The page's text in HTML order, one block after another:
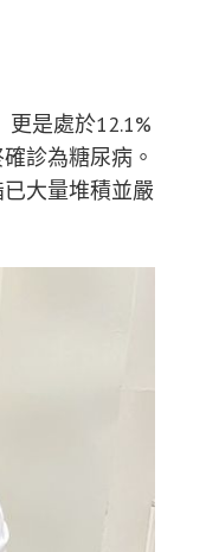
是處於12.1%
診為糖尿病。
大量堆積並嚴